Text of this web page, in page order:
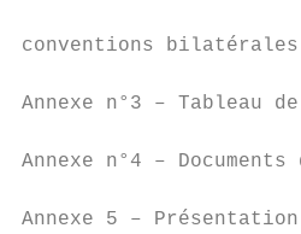
conventions
Annexe n°3 –
Annexe n°4 –
Annexe 5 –